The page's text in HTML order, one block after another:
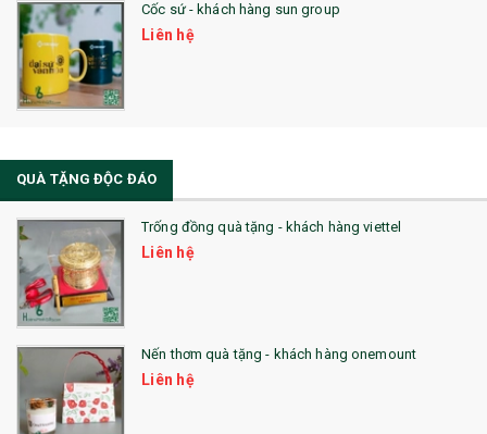
Cốc sứ - khách hàng sun group
Liên hệ
QUÀ TẶNG ĐỘC ĐÁO
Trống đồng quà tặng - khách hàng viettel
Liên hệ
Nến thơm quà tặng - khách hàng onemount
Liên hệ